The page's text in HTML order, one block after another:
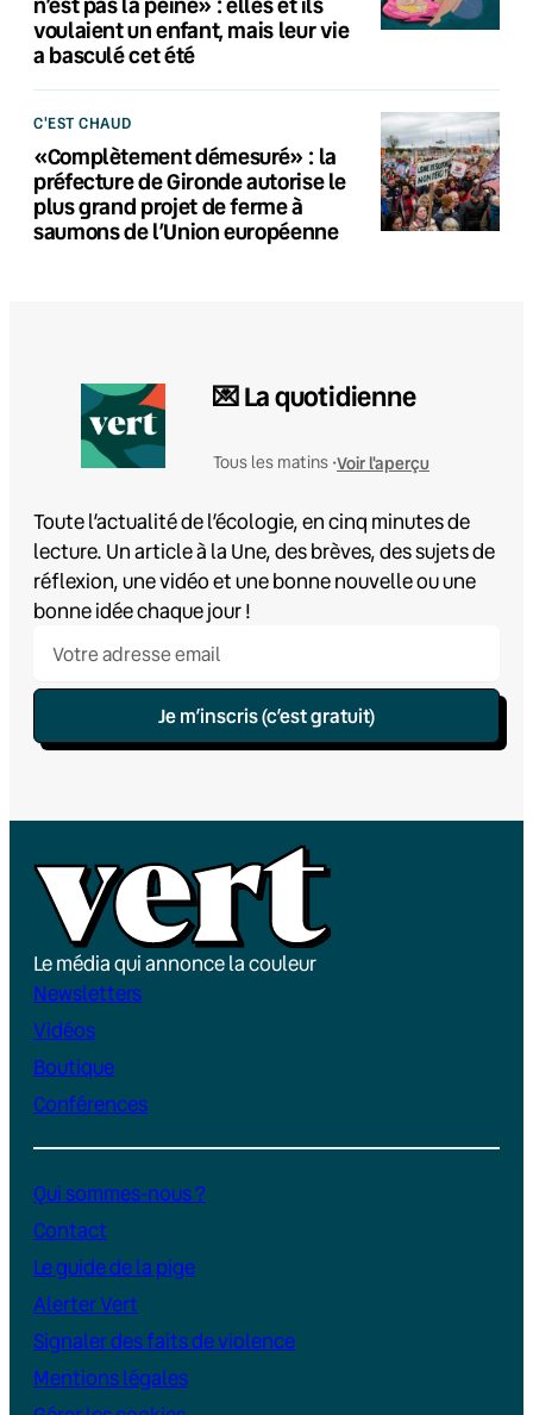
voulaient un enfant, mais leur vie
a basculé cet été
C'EST CHAUD
«Complètement démesuré» : la
préfecture de Gironde autorise le
plus grand projet de ferme à
saumons de l’Union européenne
💌 La quotidienne
Tous les matins •Voir l'aperçu
Toute l’actualité de l’écologie, en cinq minutes de
lecture. Un article à la Une, des brèves, des sujets de
réflexion, une vidéo et une bonne nouvelle ou une
bonne idée chaque jour !
Je m’inscris (c’est gratuit)
Le média qui annonce la couleur
Newsletters
Vidéos
Boutique
Conférences
Qui sommes-nous ?
Contact
Le guide de la pige
Alerter Vert
Signaler des faits de violence
Mentions légales